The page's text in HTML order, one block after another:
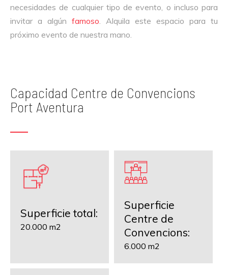
necesidades de cualquier tipo de evento, o incluso para
invitar a algún famoso. Alquila este espacio para tu
próximo evento de nuestra mano.
Capacidad Centre de Convencions
Port Aventura
Superficie total:
20.000 m2
Superficie
Centre de
Convencions:
6.000 m2